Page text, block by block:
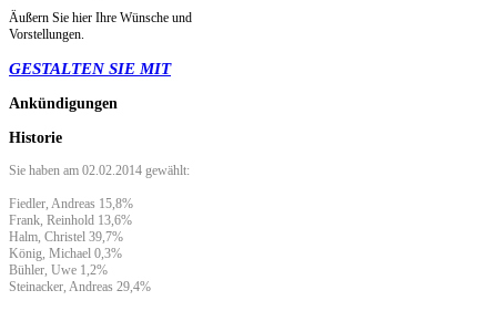
Äußern Sie hier Ihre Wünsche und
Vorstellungen.
GESTALTEN SIE MIT
Ankündigungen
Historie
Sie haben am 02.02.2014 gewählt:
Fiedler, Andreas 15,8%
Frank, Reinhold 13,6%
Halm, Christel 39,7%
König, Michael 0,3%
Bühler, Uwe 1,2%
Steinacker, Andreas 29,4%